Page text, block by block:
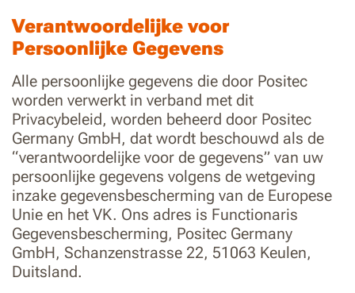
Verantwoordelijke voor
Persoonlijke Gegevens
Alle persoonlijke gegevens die door Positec
worden verwerkt in verband met dit
Privacybeleid, worden beheerd door Positec
Germany GmbH, dat wordt beschouwd als de
“verantwoordelijke voor de gegevens” van uw
persoonlijke gegevens volgens de wetgeving
inzake gegevensbescherming van de Europese
Unie en het VK. Ons adres is Functionaris
Gegevensbescherming, Positec Germany
GmbH, Schanzenstrasse 22, 51063 Keulen,
Duitsland.